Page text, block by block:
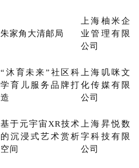
朱家角大清邮局
上海柚米企
业管理有限
公司
“沐育未来”社区科
学育儿服务品牌打
造
上海叽咪文
化传媒有限
公司
基于元宇宙XR技术
的沉浸式艺术赏析
空间
上海昇悦数
字科技有限
公司